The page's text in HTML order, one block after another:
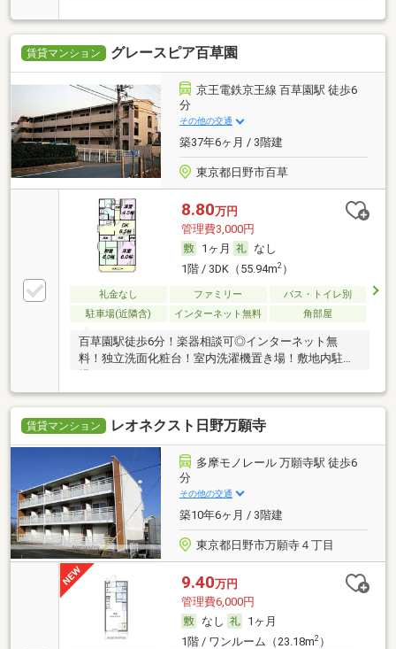
賃貸マンション グレースピア百草園
京王電鉄京王線 百草園駅 徒歩6
分
その他の交通
築37年6ヶ月 / 3階建
東京都日野市百草
8.80万円
管理費3,000円
1ヶ月
なし
1階 / 3DK（55.94m2）
礼金なし ファミリー
バス・トイレ別
駐車場(近隣含)
インターネット無料 角部屋
百草園駅徒歩6分！楽器相談可◎インターネット無
料！独立洗面化粧台！室内洗濯機置き場！敷地内駐車
場！
賃貸マンション レオネクスト日野万願寺
多摩モノレール 万願寺駅 徒歩6
分
その他の交通
築10年6ヶ月 / 3階建
東京都日野市万願寺４丁目
9.40万円
管理費6,000円
なし
1ヶ月
1階 / ワンルーム（23.18m2）